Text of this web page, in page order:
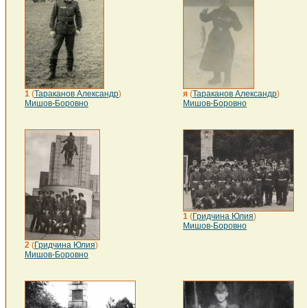
1 (Тараканов Александр)
Мишов-Боровно
я (Тараканов Александр)
Мишов-Боровно
2 (Гридчина Юлия)
Мишов-Боровно
1 (Гридчина Юлия)
Мишов-Боровно